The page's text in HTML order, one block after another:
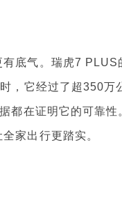
气。瑞虎7 PLUS
，它经过了超350
都在证明它的可靠
家出行更踏实。